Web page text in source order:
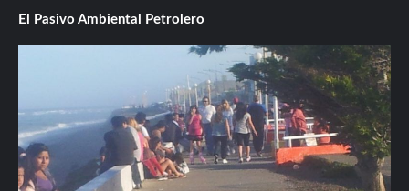
El Pasivo Ambiental Petrolero